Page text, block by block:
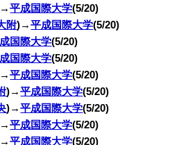
平成国際大学(5/20)
附)→平成国際大学(5/20)
国際大学(5/20)
国際大学(5/20)
平成国際大学(5/20)
)→平成国際大学(5/20)
)→平成国際大学(5/20)
平成国際大学(5/20)
平成国際大学(5/20)